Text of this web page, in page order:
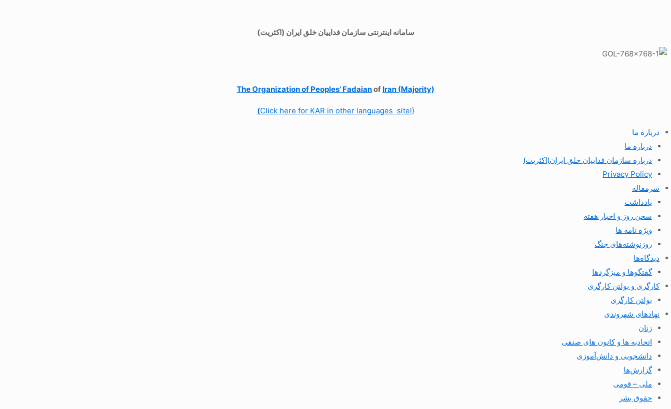
سامانه اینترنتی سازمان فداییان خلق ایران (اکثریت)
The Organization of Peoples’ Fadaianof Iran (Majority)
(Click here for KAR in other languages site!)
درباره ما
درباره ما
درباره سازمان فداییان خلق ایران(اکثریت)
Privacy Policy
سرمقاله
یادداشت
سخن روز و اخبار هفته
ویژه نامه ها
روزنوشته‌های جنگ
دیدگاه‌ها
گفتگوها و میزگردها
کارگری و بولتن کارگری
بولتن کارگری
نهادهای شهروندی
زنان
اتحادیه ها و کانون های صنفی
دانشجویی و دانش‌آموزی
گزارش‌ها
ملی – قومی
حقوق بشر